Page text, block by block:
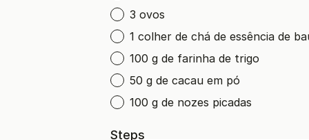
3 ovos
1 colher de chá de essência de
100 g de farinha de trigo
50 g de cacau em pó
100 g de nozes picadas
Steps